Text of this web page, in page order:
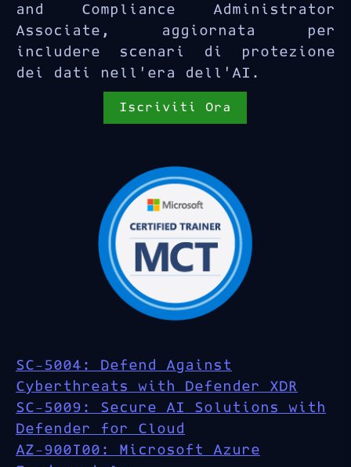
and Compliance Administrator
Associate, aggiornata per
includere scenari di protezione
dei dati nell’era dell’AI.
Iscriviti Ora
SC-5004: Defend Against
Cyberthreats with Defender XDR
SC-5009: Secure AI Solutions with
Defender for Cloud
AZ-900T00: Microsoft Azure